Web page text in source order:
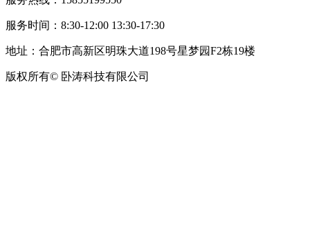
服务时间：8:30-12:00 13:30-17:30
地址：合肥市高新区明珠大道198号星梦园F2栋19楼
版权所有© 卧涛科技有限公司